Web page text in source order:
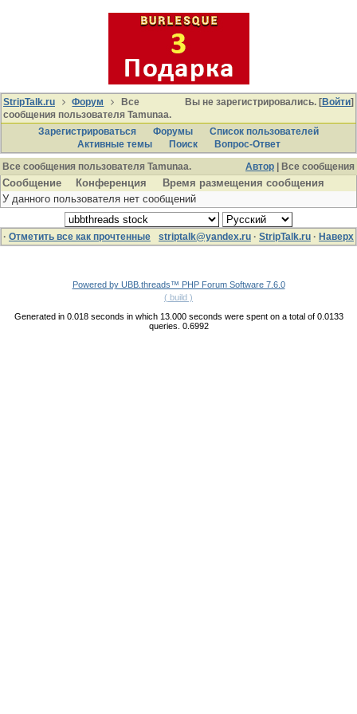
Вы не зарегистрировались. [Войти]
StripTalk.ru Форум
Все
сообщения пользователя Tamunaа.
Зарегистрироваться
Форумы
Список пользователей
Активные темы
Поиcк
Вопрос-Ответ
Автор | Все сообщения
Все сообщения пользователя Tamunaа.
Сообщение Конференция
Время размещения сообщения
У данного пользователя нет сообщений
· Отметить все как прочтенные striptalk@yandex.ru · StripTalk.ru · Наверх
Powered by UBB.threads™ PHP Forum Software 7.6.0
( build )
Generated in 0.018 seconds in which 13.000 seconds were spent on a total of 0.0133
queries. 0.6992